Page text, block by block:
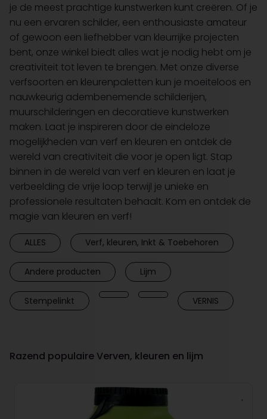
je de meest prachtige kunstwerken kunt creëren. Of je
nu een ervaren schilder, een enthousiaste amateur
of gewoon een liefhebber van kleurrijke projecten
bent, onze winkel biedt alles wat je nodig hebt om je
creativiteit tot leven te brengen. Met onze diverse
verfsoorten en kleurenpaletten kun je moeiteloos en
nauwkeurig adembenemende schilderijen,
muurschilderingen en decoratieve kunstwerken
maken. Laat je inspireren door de eindeloze
mogelijkheden van verf en kleuren en ontdek de
wereld van creativiteit die voor je open ligt. Stap
binnen in de wereld van verf en kleuren en laat je
verbeelding de vrije loop terwijl je unieke en
professionele resultaten behaalt. Kom en ontdek de
magie van kleuren en verf!
ALLES Verf, kleuren, Inkt & Toebehoren
Andere producten Lijm
Stempelinkt VERNIS
Razend populaire Verven, kleuren en lijm